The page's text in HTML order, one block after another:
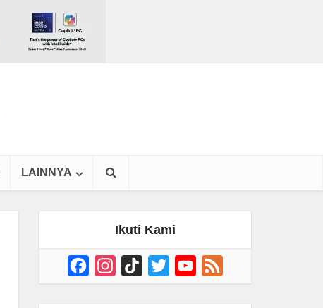
LAINNYA
Ikuti Kami
FacebookInstagram
TikTok Twitter YouTube
Channel